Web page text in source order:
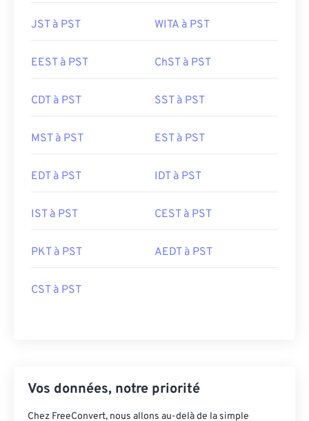
JST à PST WITA à PST
EEST à PST ChST à PST
CDT à PST SST à PST
MST à PST EST à PST
EDT à PST IDT à PST
IST à PST CEST à PST
PKT à PST AEDT à PST
CST à PST
Vos données, notre priorité
Chez FreeConvert, nous allons au-delà de la simple